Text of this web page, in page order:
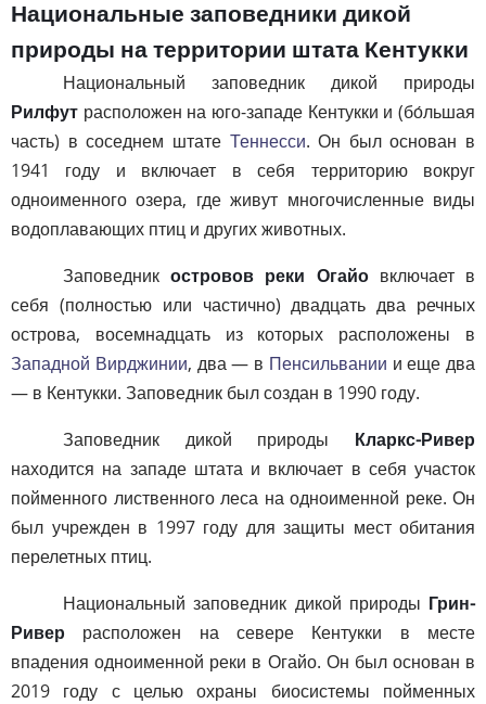
Национальные заповедники дикой
природы на территории штата Кентукки
Национальный заповедник дикой природы
Рилфут расположен на юго-западе Кентукки и (бо́льшая
часть) в соседнем штате Теннесси. Он был основан в
1941 году и включает в себя территорию вокруг
одноименного озера, где живут многочисленные виды
водоплавающих птиц и других животных.
Заповедникостровов реки Огайовключает в
себя (полностью или частично) двадцать два речных
острова, восемнадцать из которых расположены в
Западной Вирджинии, два — в Пенсильвании и еще два
— в Кентукки. Заповедник был создан в 1990 году.
Заповедник дикой природы Кларкс-Ривер
находится на западе штата и включает в себя участок
пойменного лиственного леса на одноименной реке. Он
был учрежден в 1997 году для защиты мест обитания
перелетных птиц.
Национальный заповедник дикой природы Грин-
Ривер расположен на севере Кентукки в месте
впадения одноименной реки в Огайо. Он был основан в
2019 году с целью охраны биосистемы пойменных